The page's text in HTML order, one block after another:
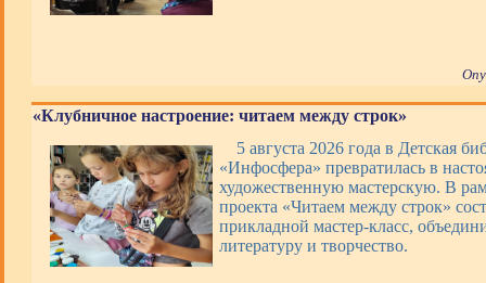
«Клубничное настроение: читаем между строк»
5 августа 2026 года в Детская
«Инфосфера» превратилась в
художественную мастерскую. В
проекта «Читаем между строк»
прикладной мастер-класс,
литературу и творчество.